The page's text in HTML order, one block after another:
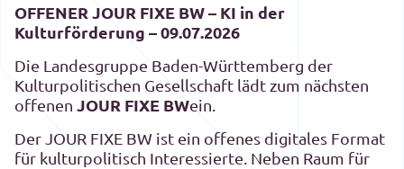
OFFENER JOUR FIXE BW – KI in der
Kulturförderung – 09.07.2026
Die Landesgruppe Baden-Württemberg der
Kulturpolitischen Gesellschaft lädt zum nächsten
offenen JOUR FIXE BWein.
Der JOUR FIXE BW ist ein offenes digitales Format
für kulturpolitisch Interessierte. Neben Raum für